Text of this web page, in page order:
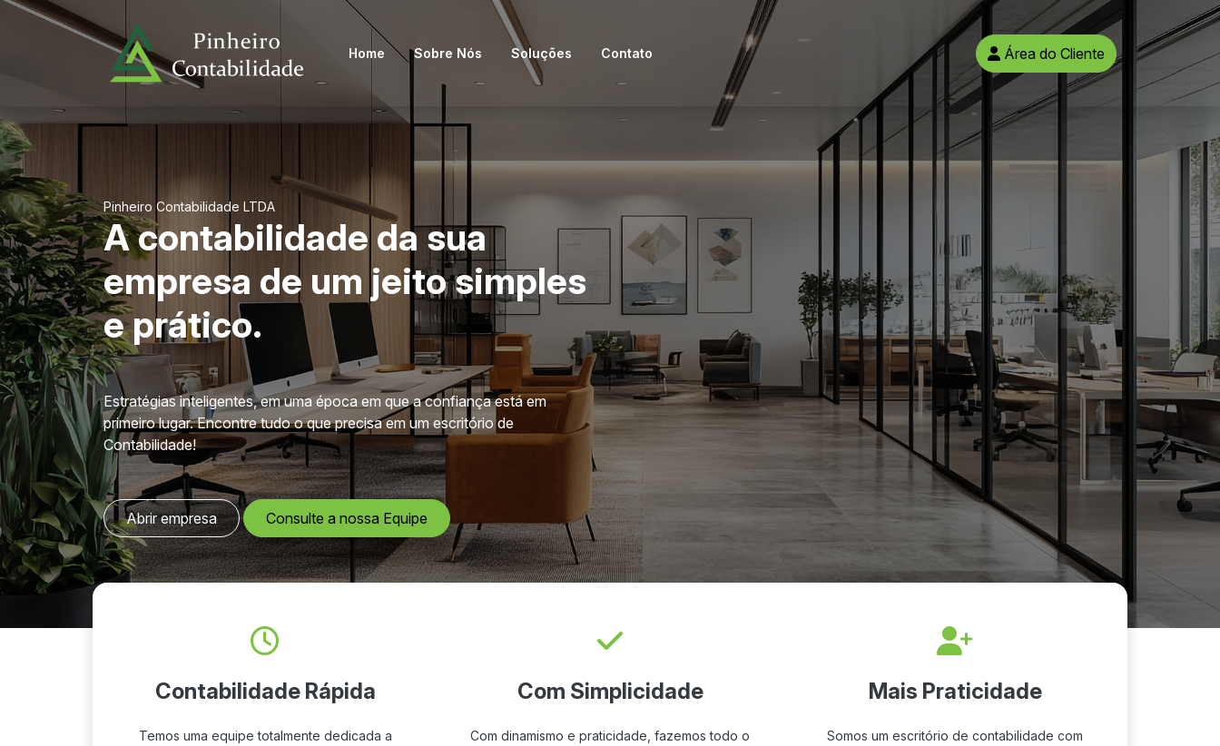
Home Sobre Nós Soluções Contato Área do Cliente
Pinheiro Contabilidade LTDA
A contabilidade da sua
empresa de um jeito simples
e prático.
Estratégias inteligentes, em uma época em que a confiança está em
primeiro lugar. Encontre tudo o que precisa em um escritório de
Contabilidade!
Abrir empresa Consulte a nossa Equipe
Contabilidade Rápida
Temos uma equipe totalmente dedicada a
Com Simplicidade
Com dinamismo e praticidade, fazemos todo o
Mais Praticidade
Somos um escritório de contabilidade com